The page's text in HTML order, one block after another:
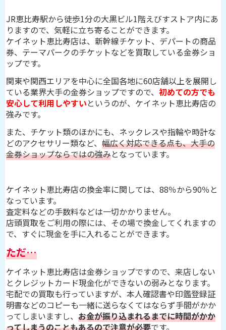
JR恵比寿駅から徒歩1分の大黒ビル1階えびすストア内にあ
りますので、気軽に立ち寄ることができます。
ケイネット恵比寿店は、新幹線チケット、デパートの商品
券、テーマパークのチケットなどを買取している金券ショ
ップです。
関東や関西エリアを中心に全国各地に60店舗以上を展開し
ている業界大手の金券ショップですので、 初めての方でも
安心して利用しやすいというのが、ケイネット恵比寿店の
強みです。
また、チケット類のほかにも、ネックレスや指輪や時計な
どのアクセサリー類など、 幅広く対応できる点も、大手の
金券ショップならではの強みとなっています。
ケイネット恵比寿店の換金率に関しては、88％から90％と
なっています。
査定料などの手数料などは一切かかりません。
店頭買取をご利用の際には、その場で換金してくれますの
で、すぐに現金を手に入れることができます。
ただ…
ケイネット恵比寿店は金券ショップですので、来店しない
とクレジットカード現金化ができないの弱みとなります。
宅配での買取も行っていますが、本人確認書や印鑑登録証
明書などのコピーも一緒に送らなくてはならず手間がかか
ってしまいますし、 お金が振り込まれるまでに時間がかか
ってしまうのこともあるので注意が必要です。